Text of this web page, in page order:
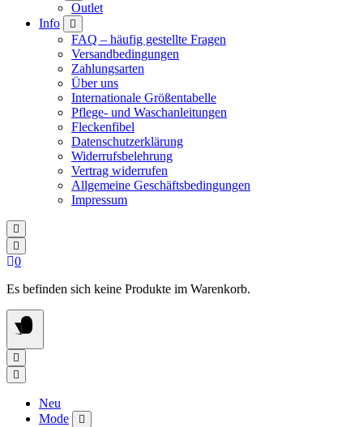
Outlet
Info
FAQ – häufig gestellte Fragen
Versandbedingungen
Zahlungsarten
Über uns
Internationale Größentabelle
Pflege- und Waschanleitungen
Fleckenfibel
Datenschutzerklärung
Widerrufsbelehrung
Vertrag widerrufen
Allgemeine Geschäftsbedingungen
Impressum
0
Es befinden sich keine Produkte im Warenkorb.
Neu
Mode